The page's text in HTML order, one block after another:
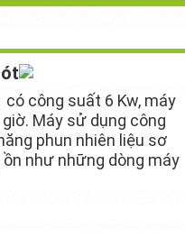
công suất 6 Kw, máy
Máy sử dụng công
phun nhiên liệu sơ
như những dòng máy